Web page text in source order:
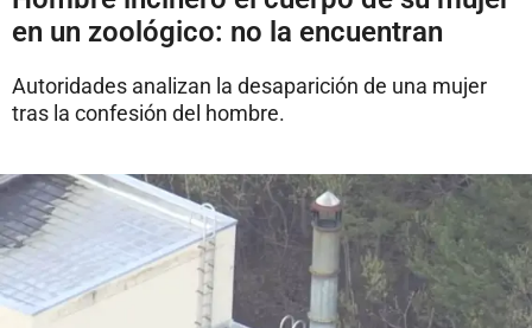
en un zoológico: no la encuentran
Autoridades analizan la desaparición de una mujer
tras la confesión del hombre.